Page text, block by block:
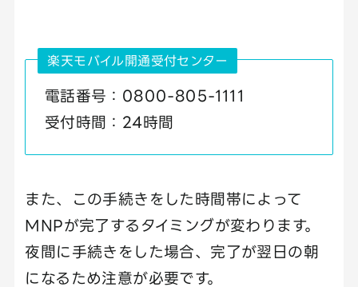
楽天モバイル開通受付センター
電話番号：0800-805-1111
受付時間：24時間
また、この手続きをした時間帯によって
MNPが完了するタイミングが変わります。
夜間に手続きをした場合、完了が翌日の朝
になるため注意が必要です。